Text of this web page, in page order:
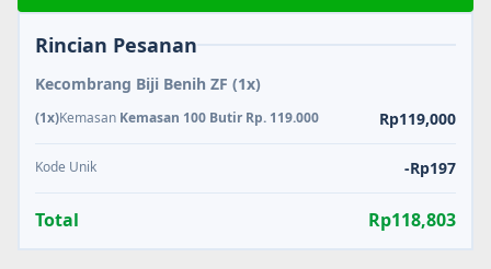
Rincian Pesanan
Kecombrang Biji Benih ZF (1x)
(1x)Kemasan Kemasan 100 Butir Rp. 119.000 Rp119,000
Kode Unik -Rp197
Total Rp118,803